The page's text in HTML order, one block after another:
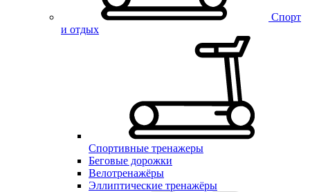
Спорт
и отдых
Спортивные тренажеры
Беговые дорожки
Велотренажёры
Эллиптические тренажёры